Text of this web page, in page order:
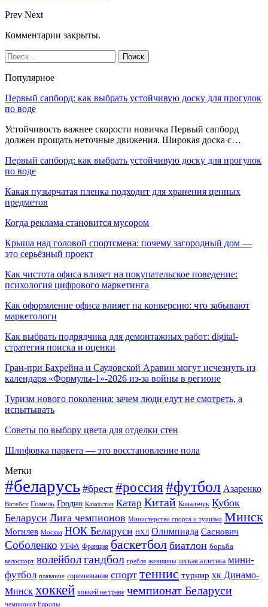
Prev Next
Комментарии закрыты.
Популярное
Первый сапборд: как выбрать устойчивую доску для прогулок
по воде
Устойчивость важнее скорости новичка Первый сапборд
должен прощать неточные движения. Широкая доска с…
Первый сапборд: как выбрать устойчивую доску для прогулок
по воде
Какая пузырчатая пленка подходит для хранения ценных
предметов
Когда реклама становится мусором
Крыша над головой спортсмена: почему загородный дом —
это серьёзный проект
Как чистота офиса влияет на покупательское поведение:
психология цифрового маркетинга
Как оформление офиса влияет на конверсию: что забывают
маркетологи
Как выбрать подрядчика для демонтажных работ: digital-
стратегия поиска и оценки
Гран-при Бахрейна и Саудовской Аравии могут исчезнуть из
календаря «Формулы-1»-2026 из-за войны в регионе
Туризм нового поколения: зачем люди едут не смотреть, а
испытывать
Советы по выбору цвета для отделки стен
Шлифовка паркета — это восстановление пола
Метки
#беларусь #брест #россия#футбол Азаренко
Витебск Гомель Гродно Казахстан Катар Китай Ковальчук Кубок
Беларуси Лига чемпионов Министерство спорта и туризма Минск
Могилев Москва НОК Беларуси НХЛ Олимпиада Саснович
Соболенко УЕФА Франция баскетбол биатлон борьба
велоспорт волейболгандбол гребля женщины легкая атлетика мини-
футбол плавание соревнования спорт теннис турнир хк Динамо-
Минск хоккей хоккей на траве чемпионат Беларуси
чемпионат Европы